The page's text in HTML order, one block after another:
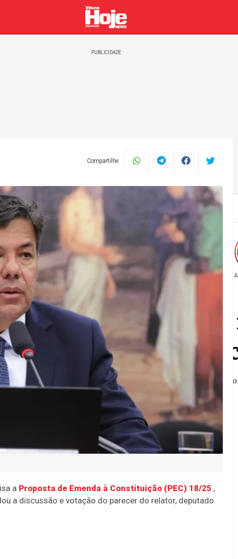
PUBLICIDADE
Política Zélia Casoni
Saúde Pública Rota do Crime Acidente na RodoviaOfensiva Policial
cancela votação
da Segurança
analisa a Proposta de Emenda à Constituição (PEC) 18/25 ,
Compartilhe:
a Proposta de Emenda à Constituição (PEC) 18/25 ,
a discussão e votação do parecer do relator, deputado